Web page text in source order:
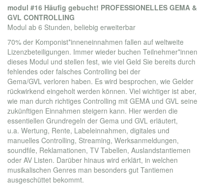
modul #16 Häufig gebucht! PROFESSIONELLES GEMA &
GVL CONTROLLING
Modul ab 6 Stunden, beliebig erweiterbar
70% der Komponist*inneneinnahmen fallen auf weltweite
Lizenzbeteiligungen. Immer wieder buchen Teilnehmer*innen
dieses Modul und stellen fest, wie viel Geld Sie bereits durch
fehlendes oder falsches Controlling bei der
Gema/GVL verloren haben. Es wird besprochen, wie Gelder
rückwirkend eingeholt werden können. Viel wichtiger ist aber,
wie man durch richtiges Controlling mit GEMA und GVL seine
zukünftigen Einnahmen steigern kann. Hier werden die
essentiellen Grundregeln der Gema und GVL erläutert,
u.a. Wertung, Rente, Labeleinnahmen, digitales und
manuelles Controlling, Streaming, Werksanmeldungen,
soundfile, Reklamationen, TV Tabellen, Auslandstantiemen
oder AV Listen. Darüber hinaus wird erklärt, in welchen
musikalischen Genres man besonders gut Tantiemen
ausgeschüttet bekommt.